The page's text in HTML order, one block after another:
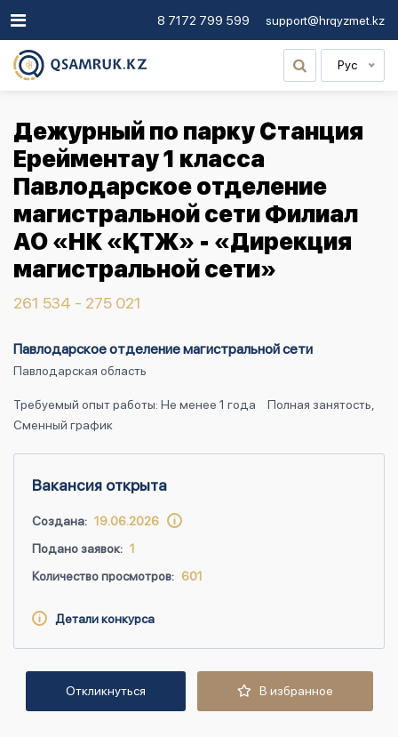
8 7172 799 599 support@hrqyzmet.kz
Рус
Дежурный по парку Станция
Ерейментау 1 класса
Павлодарское отделение
магистральной сети Филиал
АО «НК «ҚТЖ» - «Дирекция
магистральной сети»
261 534 - 275 021
Павлодарское отделение магистральной сети
Павлодарская область
Требуемый опыт работы: Не менее 1 года
Полная занятость,
Сменный график
Вакансия открыта
Создана: 19.06.2026
Подано заявок: 1
Количество просмотров: 601
Детали конкурса
Откликнуться В избранное